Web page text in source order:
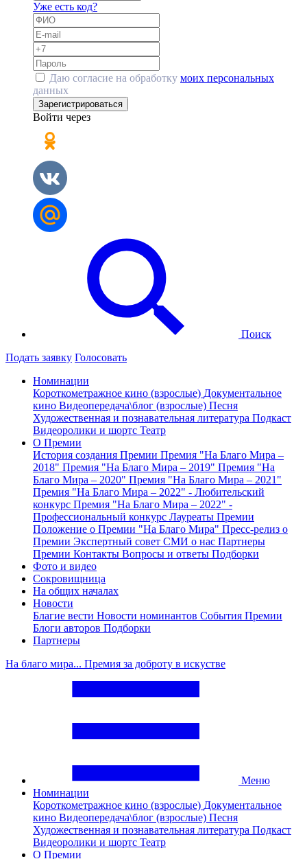
Уже есть код?
Даю согласие на обработку моих персональных
данных
Зарегистрироваться
Войти через
Поиск
Подать заявку Голосовать
Номинации
Короткометражное кино (взрослые) Документальное
кино Видеопередача\блог (взрослые) Песня
Художественная и познавательная литература Подкаст
Видеоролики и шортс Театр
О Премии
История создания Премии Премия "На Благо Мира –
2018" Премия "На Благо Мира – 2019" Премия "На
Благо Мира – 2020" Премия "На Благо Мира – 2021"
Премия "На Благо Мира – 2022" - Любительский
конкурс Премия "На Благо Мира – 2022" -
Профессиональный конкурс Лауреаты Премии
Положение о Премии "На Благо Мира" Пресс-релиз о
Премии Экспертный совет СМИ о нас Партнеры
Премии Контакты Вопросы и ответы Подборки
Фото и видео
Сокровищница
На общих началах
Новости
Благие вести Новости номинантов События Премии
Блоги авторов Подборки
Партнеры
На благо мира... Премия за доброту в искустве
Меню
Номинации
Короткометражное кино (взрослые) Документальное
кино Видеопередача\блог (взрослые) Песня
Художественная и познавательная литература Подкаст
Видеоролики и шортс Театр
О Премии